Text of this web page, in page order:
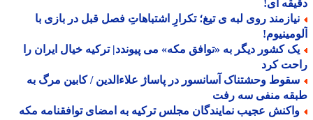
ای!
روی لبه ی تیغ؛ تکرارِ اشتباهاتِ فصل قبل در بازی با
کشور دیگر به «توافق مکه» می پیوندد| ترکیه خیال ایران را
کرد
وحشتناک آسانسور در پاساژ علاءالدین / کابین مرگ به
منفی سه رفت
عجیب نمایندگان مجلس ترکیه به امضای توافقنامه مکه